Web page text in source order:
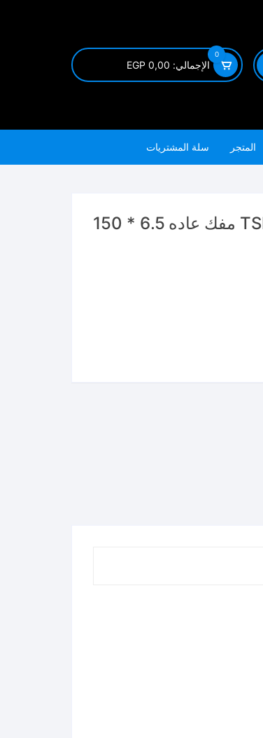
0
الإجمالي: 0,00
EGP
المتجر سلة المشتريات
TSDL6150 REGULAR SCREWDRIVER مفك عاده 6.5 * 150